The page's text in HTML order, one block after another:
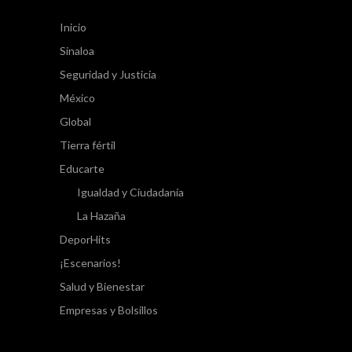
Inicio
Sinaloa
Seguridad y Justicia
México
Global
Tierra fértil
Educarte
Igualdad y Ciudadanía
La Hazaña
DeporHits
¡Escenarios!
Salud y Bienestar
Empresas y Bolsillos